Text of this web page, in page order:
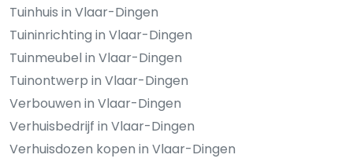
Tuinhuis in Vlaar-Dingen
Tuininrichting in Vlaar-Dingen
Tuinmeubel in Vlaar-Dingen
Tuinontwerp in Vlaar-Dingen
Verbouwen in Vlaar-Dingen
Verhuisbedrijf in Vlaar-Dingen
Verhuisdozen kopen in Vlaar-Dingen